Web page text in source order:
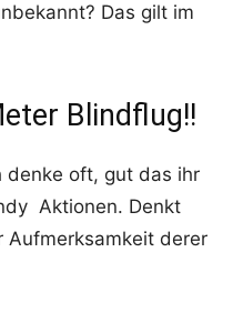
Das gilt im
Blindflug!!
denke oft, gut das ihr
Aktionen. Denkt
Aufmerksamkeit derer